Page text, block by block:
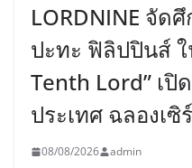
LORDNINE จัด
ปะทะ ฟิลิปปินส์ ใ
Tenth Lord” เ
ประเทศ ฉลองเซิ
08/08/2026 admin